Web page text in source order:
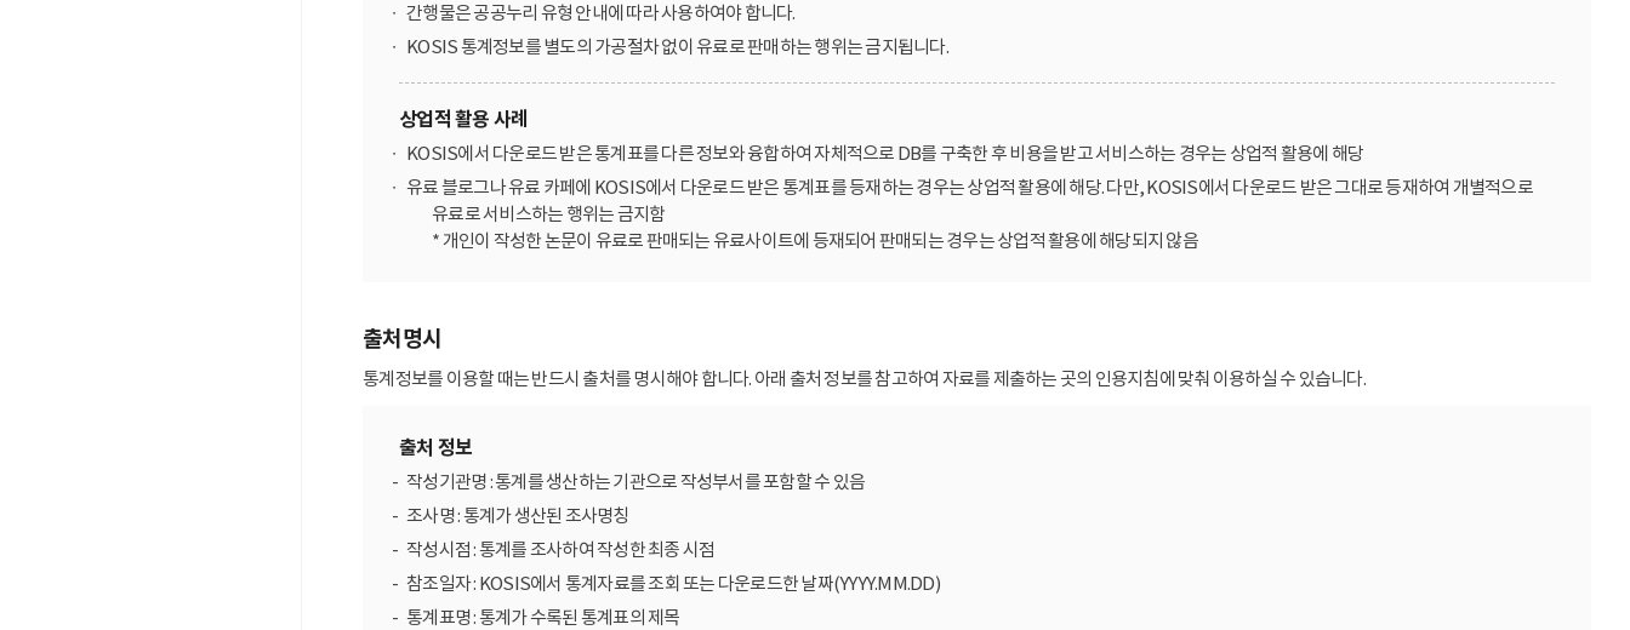
간행물은 공공누리 유형 안내에 따라 사용하여야 합니다.
KOSIS 통계정보를 별도의 가공절차 없이 유료로 판매하는 행위는 금지됩니다.
상업적 활용 사례
KOSIS에서 다운로드 받은 통계표를 다른 정보와 융합하여 자체적으로 DB를 구축한 후 비용을 받고 서비스하는 경우는 상업적 활용에 해당
유료 블로그나 유료 카페에 KOSIS에서 다운로드 받은 통계표를 등재하는 경우는 상업적 활용에 해당. 다만, KOSIS에서 다운로드 받은 그대로 등재하여 개별적으로
유료로 서비스하는 행위는 금지함
* 개인이 작성한 논문이 유료로 판매되는 유료사이트에 등재되어 판매되는 경우는 상업적 활용에 해당되지 않음
출처명시
통계정보를 이용할 때는 반드시 출처를 명시해야 합니다. 아래 출처 정보를 참고하여 자료를 제출하는 곳의 인용지침에 맞춰 이용하실 수 있습니다.
출처 정보
작성기관명 : 통계를 생산하는 기관으로 작성부서를 포함할 수 있음
조사명 : 통계가 생산된 조사명칭
작성시점 : 통계를 조사하여 작성한 최종 시점
참조일자 : KOSIS에서 통계자료를 조회 또는 다운로드한 날짜(YYYY.MM.DD)
통계표명 : 통계가 수록된 통계표의 제목